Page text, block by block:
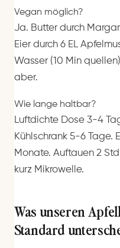
Vegan möglich?
Ja. Butter durch
Eier durch 6 EL
Wasser (10 Min
aber.
Wie lange haltbar?
Luftdichte Dose 3-4
Kühlschrank 5-6 Tage.
Monate. Auftauen 2
kurz Mikrowelle.
Was unseren
Standard